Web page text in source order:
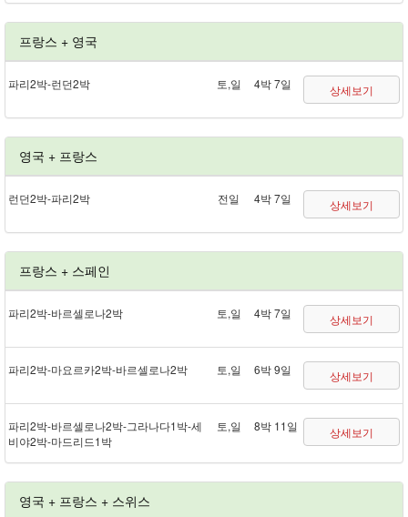
프랑스 + 영국
파리 2박 - 런던 2박 토,일 4박 7일 상세보기
영국 + 프랑스
런던 2박 - 파리 2박 전일 4박 7일 상세보기
프랑스 + 스페인
파리 2박 - 바르셀로나 2박 토,일 4박 7일 상세보기
파리 2박 - 마요르카 2박 - 바르셀로나 2박 토,일 6박 9일 상세보기
파리 2박 - 바르셀로나 2박 - 그라나다 1박 - 세
비야 2박 - 마드리드 1박
토,일 8박 11일 상세보기
영국 + 프랑스 + 스위스